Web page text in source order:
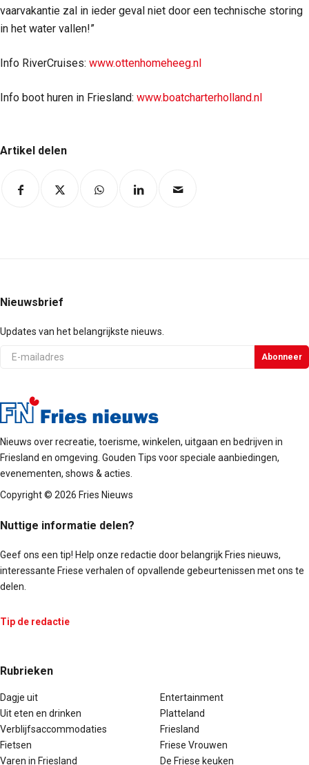
vaarvakantie zal in ieder geval niet door een technische storing
in het water vallen!”
Info RiverCruises: www.ottenhomeheeg.nl
Info boot huren in Friesland: www.boatcharterholland.nl
Artikel delen
Nieuwsbrief
Updates van het belangrijkste nieuws.
Abonneer
Nieuws over recreatie, toerisme, winkelen, uitgaan en bedrijven in
Friesland en omgeving. Gouden Tips voor speciale aanbiedingen,
evenementen, shows & acties.
Copyright © 2026 Fries Nieuws
Nuttige informatie delen?
Geef ons een tip! Help onze redactie door belangrijk Fries nieuws,
interessante Friese verhalen of opvallende gebeurtenissen met ons te
delen.
Tip de redactie
Rubrieken
Dagje uit
Uit eten en drinken
Verblijfsaccommodaties
Fietsen
Varen in Friesland
Entertainment
Platteland
Friesland
Friese Vrouwen
De Friese keuken